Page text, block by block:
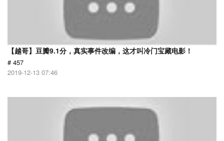
【越哥】豆瓣9.1分，真实事件改编，这才叫冷门宝藏电影！
# 457
2019-12-13 07:46